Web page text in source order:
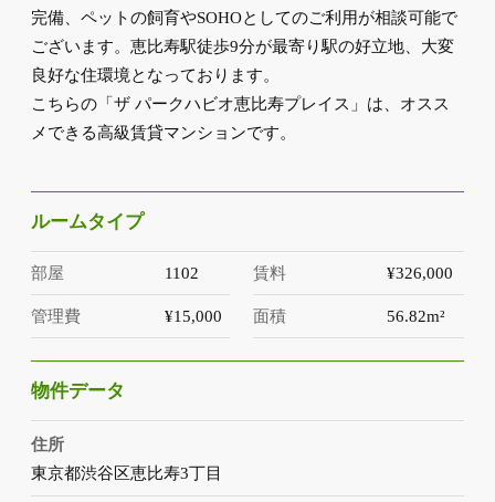
完備、ペットの飼育やSOHOとしてのご利用が相談可能で
ございます。恵比寿駅徒歩9分が最寄り駅の好立地、大変
良好な住環境となっております。
こちらの「ザ パークハビオ恵比寿プレイス」は、オスス
メできる高級賃貸マンションです。
ルームタイプ
部屋 1102 賃料 ¥326,000
管理費 ¥15,000 面積 56.82m²
物件データ
住所
東京都渋谷区恵比寿3丁目